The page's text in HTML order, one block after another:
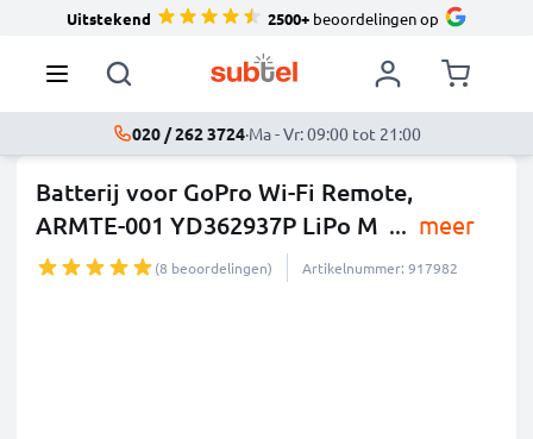
Uitstekend 2500+beoordelingen op
020 / 262 3724·Ma - Vr: 09:00 tot 21:00
Batterij voor GoPro Wi-Fi Remote,
ARMTE-001 YD362937P LiPo M ... meer
(8 beoordelingen) Artikelnummer: 917982